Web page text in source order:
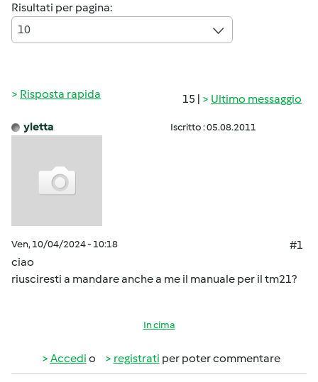
Risultati per pagina:
10
15 | Ultimo messaggio
Risposta rapida
yletta Iscritto : 05.08.2011
Ven, 10/04/2024 - 10:18
#1
ciao
riusciresti a mandare anche a me il manuale per il tm21?
In cima
Accedi o registrati per poter commentare